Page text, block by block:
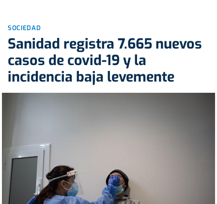
SOCIEDAD
Sanidad registra 7.665 nuevos
casos de covid-19 y la
incidencia baja levemente